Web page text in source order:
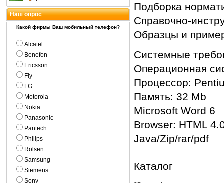
Наш опрос
Какой фирмы Ваш мобильный телефон?
Alcatel
Benefon
Ericsson
Fly
LG
Motorola
Nokia
Panasonic
Pantech
Philips
Rolsen
Samsung
Siemens
Sony
Подборка
Справочно-
Образцы и
Системные
Операционная
Процессор:
Память: 32 Mb
Microsoft Word 6
Browser: HTML
Java/Zip/rar/pdf
Каталог